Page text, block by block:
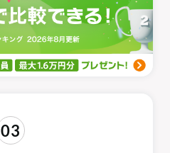
03